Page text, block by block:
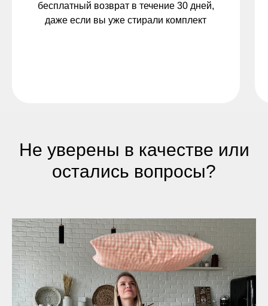
бесплатный возврат в течение 30 дней,
даже если вы уже стирали комплект
Не уверены в качестве или
остались вопросы?